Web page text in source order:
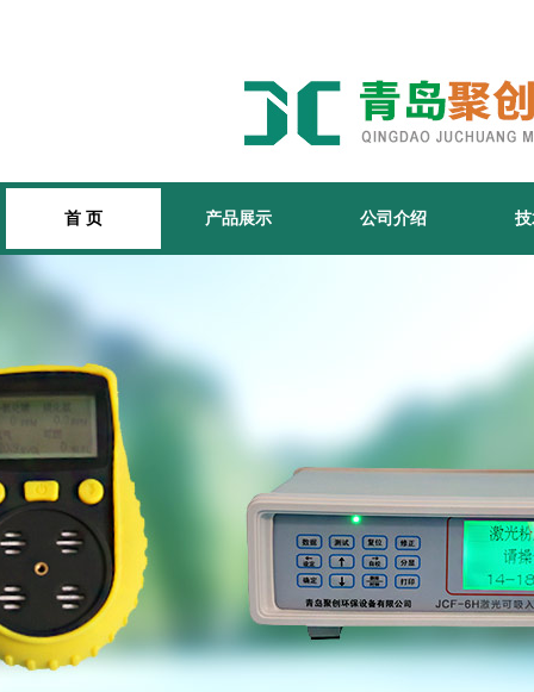
首 页 产品展示 公司介绍